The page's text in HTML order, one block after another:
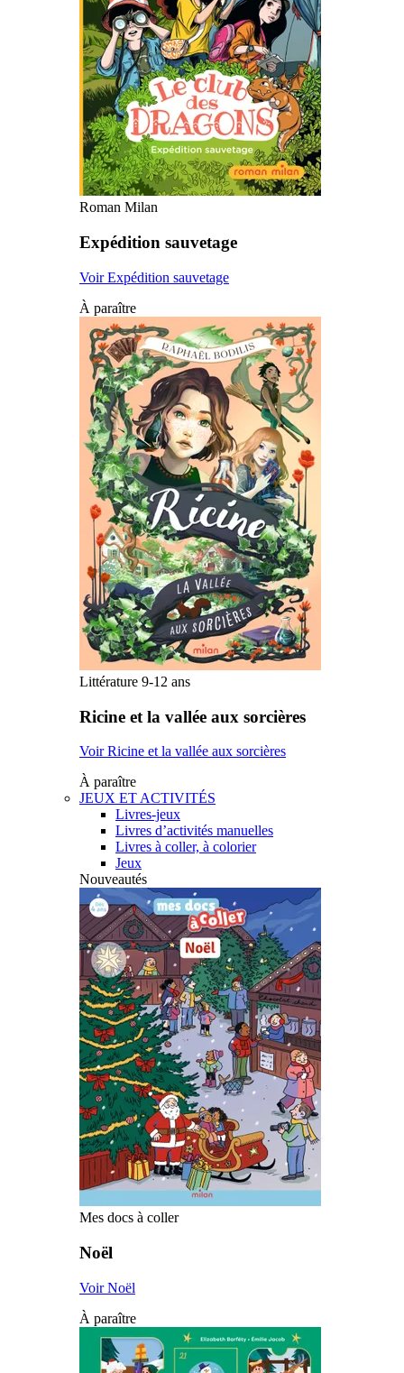
Roman Milan
Expédition sauvetage
Voir Expédition sauvetage
À paraître
Littérature 9-12 ans
Ricine et la vallée aux sorcières
Voir Ricine et la vallée aux sorcières
À paraître
JEUX ET ACTIVITÉS
Livres-jeux
Livres d’activités manuelles
Livres à coller, à colorier
Jeux
Nouveautés
Mes docs à coller
Noël
Voir Noël
À paraître